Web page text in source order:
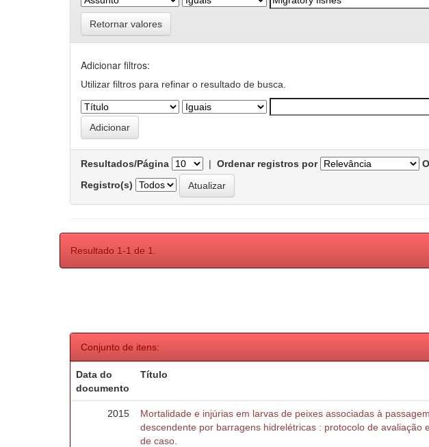
Retornar valores
Adicionar filtros:
Utilizar filtros para refinar o resultado de busca.
Resultados/Página | Ordenar registros por
Registro(s)
Resultado 1-1 de 1.
Conjunto de itens:
Data do
documento
Título
2015
Mortalidade e injúrias em larvas de peixes associadas à passagem
descendente por barragens hidrelétricas : protocolo de avaliação
de caso.